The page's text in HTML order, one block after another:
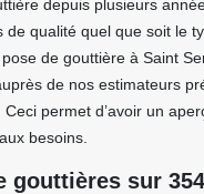
depuis plusieurs
de qualité quel que soit le
de gouttière à Saint
de nos estimateurs
permet d’avoir un
besoins.
gouttières sur